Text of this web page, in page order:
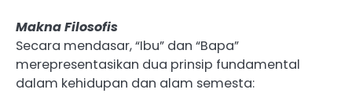
Makna Filosofis
Secara mendasar, “Ibu” dan “Bapa”
merepresentasikan dua prinsip fundamental
dalam kehidupan dan alam semesta: